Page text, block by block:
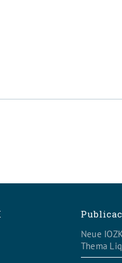
Neue
Thema